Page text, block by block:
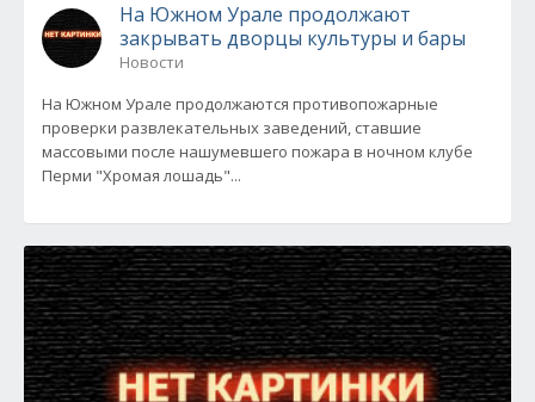
На Южном Урале продолжают
закрывать дворцы культуры и бары
Новости
На Южном Урале продолжаются противопожарные
проверки развлекательных заведений, ставшие
массовыми после нашумевшего пожара в ночном клубе
Перми "Хромая лошадь"...